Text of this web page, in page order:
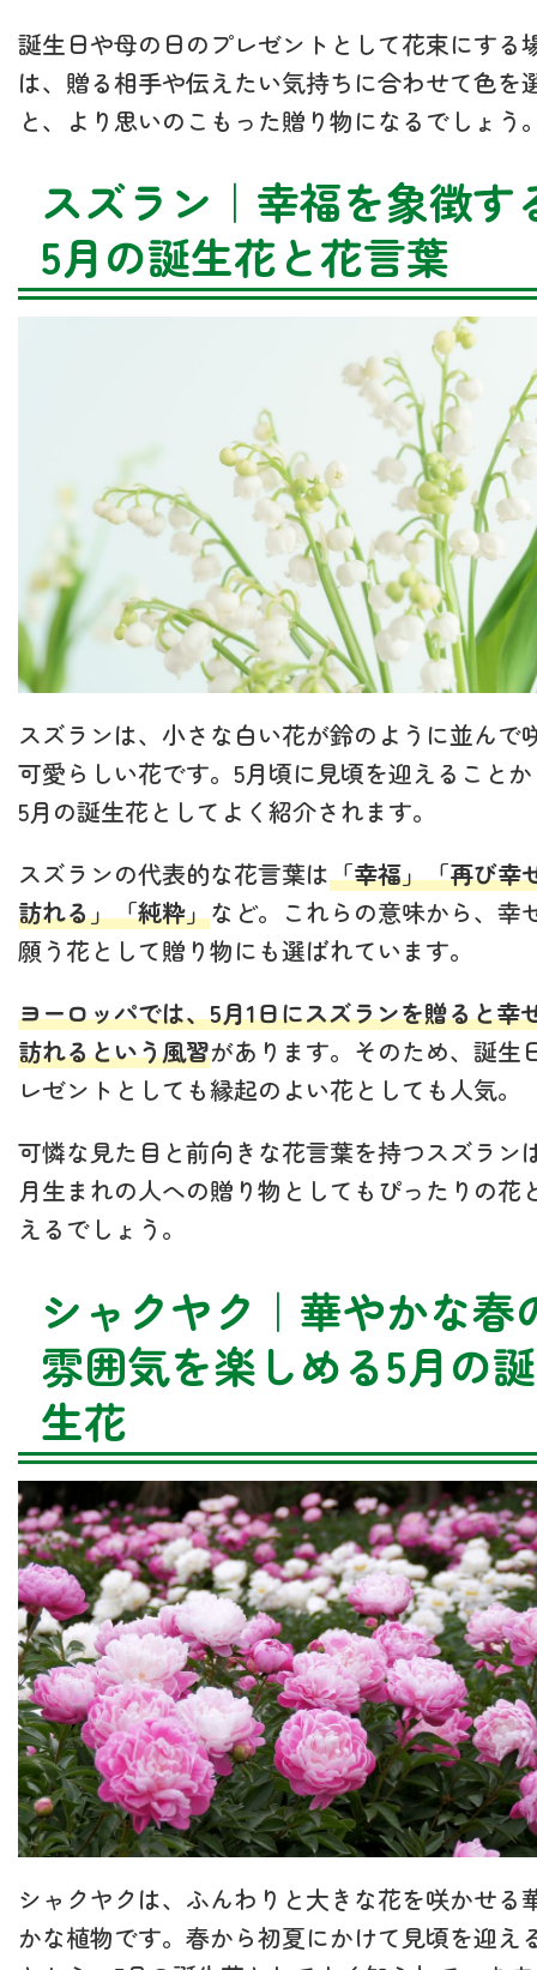
誕生日や母の日のプレゼントとして花束にする
は、贈る相手や伝えたい気持ちに合わせて色を
と、より思いのこもった贈り物になるでしょう
スズラン｜幸福を象徴す
5月の誕生花と花言葉
スズランは、小さな白い花が鈴のように並んで
可愛らしい花です。5月頃に見頃を迎えること
5月の誕生花としてよく紹介されます。
スズランの代表的な花言葉は「幸福」「再び幸
訪れる」「純粋」など。これらの意味から、幸
願う花として贈り物にも選ばれています。
ヨーロッパでは、5月1日にスズランを贈ると幸
訪れるという風習があります。そのため、誕生
レゼントとしても縁起のよい花としても人気。
可憐な見た目と前向きな花言葉を持つスズラン
月生まれの人への贈り物としてもぴったりの花
えるでしょう。
シャクヤク｜華やかな春
雰囲気を楽しめる5月の誕
生花
シャクヤクは、ふんわりと大きな花を咲かせる
かな植物です。春から初夏にかけて見頃を迎え